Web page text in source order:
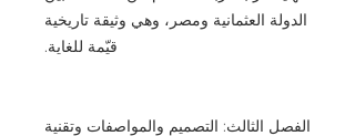
الدولة العثمانية ومصر، وهي وثيقة تاريخية
قيّمة للغاية.
الفصل الثالث: التصميم والمواصفات وتقنية